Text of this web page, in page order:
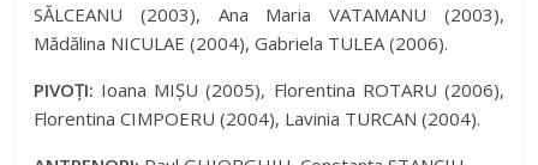
SĂLCEANU (2003), Ana Maria VATAMANU (2003),
Mădălina NICULAE (2004), Gabriela TULEA (2006).
PIVOȚI: Ioana MIȘU (2005), Florentina ROTARU (2006),
Florentina CIMPOERU (2004), Lavinia TURCAN (2004).